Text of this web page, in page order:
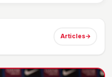
Articles→